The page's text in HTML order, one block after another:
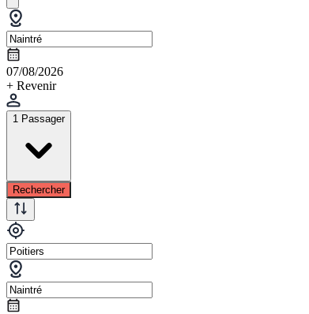
07/08/2026
+ Revenir
1 Passager
Rechercher